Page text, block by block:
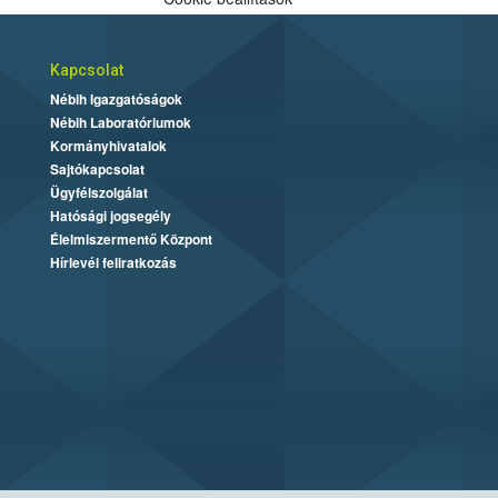
Kapcsolat
Nébih Igazgatóságok
Nébih Laboratóriumok
Kormányhivatalok
Sajtókapcsolat
Ügyfélszolgálat
Hatósági jogsegély
Élelmiszermentő Központ
Hírlevél feliratkozás